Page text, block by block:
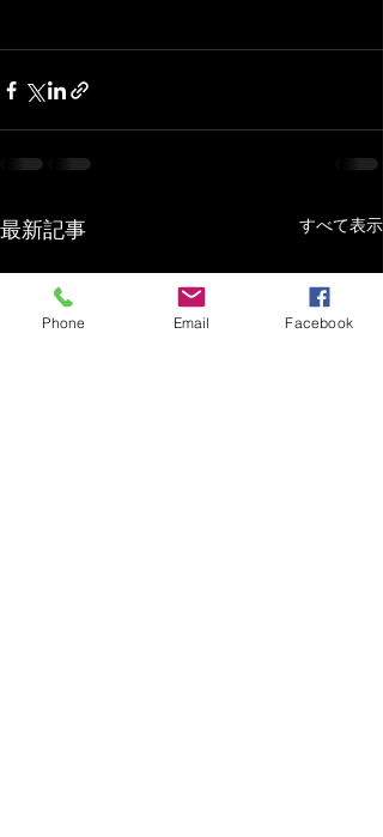
最新記事 すべて表示
Phone Email Facebook